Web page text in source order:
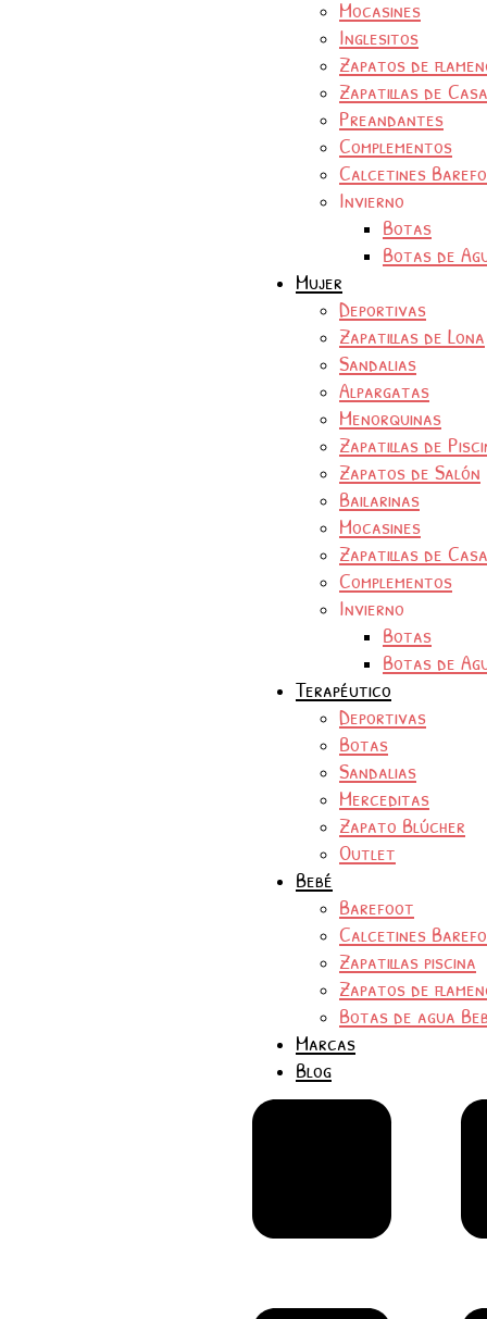
Mocasines
Inglesitos
Zapatos de
Zapatillas de Casa
Preandantes
Complementos
Calcetines
Invierno
Botas
Botas de
Mujer
Deportivas
Zapatillas de Lona
Sandalias
Alpargatas
Menorquinas
Zapatillas de
Zapatos de Salón
Bailarinas
Mocasines
Zapatillas de Casa
Complementos
Invierno
Botas
Botas de
Terapéutico
Deportivas
Botas
Sandalias
Merceditas
Zapato Blúcher
Outlet
Bebé
Barefoot
Calcetines
Zapatillas piscina
Zapatos de
Botas de agua
Marcas
Blog